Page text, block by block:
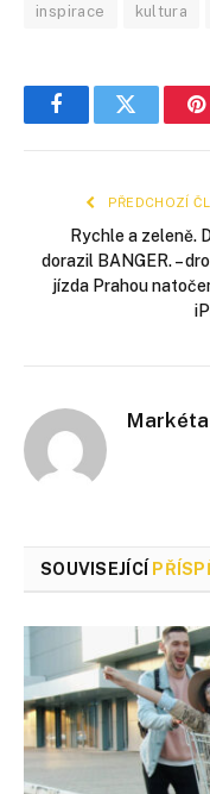
inspirace kultura
FacebookTwitter
PŘEDCHOZÍ
Rychle a zeleně.
dorazil BANGER. –
jízda Prahou
SOUVISEJÍCÍ